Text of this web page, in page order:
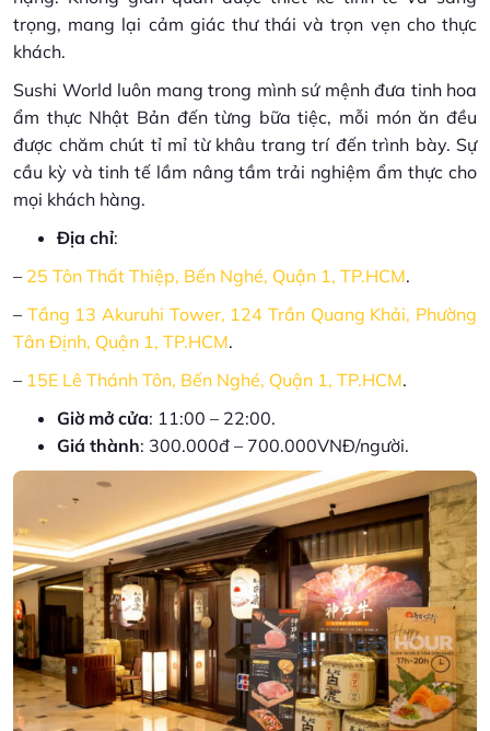
trọng, mang lại cảm giác thư thái và trọn vẹn cho thực
khách.
Sushi World luôn mang trong mình sứ mệnh đưa tinh hoa
ẩm thực Nhật Bản đến từng bữa tiệc, mỗi món ăn đều
được chăm chút tỉ mỉ từ khâu trang trí đến trình bày. Sự
cầu kỳ và tinh tế lầm nâng tầm trải nghiệm ẩm thực cho
mọi khách hàng.
Địa chỉ:
– ​​25 Tôn Thất Thiệp, Bến Nghé, Quận 1, TP.HCM.
– Tầng 13 Akuruhi Tower, 124 Trần Quang Khải, Phường
Tân Định, Quận 1, TP.HCM.
– 15E Lê Thánh Tôn, Bến Nghé, Quận 1, TP.HCM.
Giờ mở cửa: 11:00 – 22:00.
Giá thành: 300.000đ – 700.000VNĐ/người.